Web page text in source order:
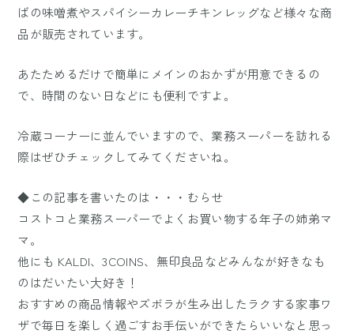
ばの味噌煮やスパイシーカレーチキンレッグなど様々な商
品が販売されています。
あたためるだけで簡単にメインのおかずが用意できるの
で、時間のない日などにも便利ですよ。
冷蔵コーナーに並んでいますので、業務スーパーを訪れる
際はぜひチェックしてみてくださいね。
◆この記事を書いたのは・・・むらせ
コストコと業務スーパーでよくお買い物する年子の姉弟マ
マ。
他にも KALDI、3COINS、無印良品などみんなが好きなも
のはだいたい大好き！
おすすめの商品情報やズボラが生み出したラクする家事ワ
ザで毎日を楽しく過ごすお手伝いができたらいいなと思っ